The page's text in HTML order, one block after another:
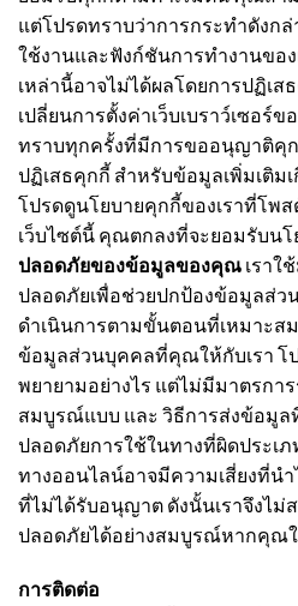
แต่โปรดทราบว่าการกระทำดังก
ใช้งานและฟังก์ชันการทำงานของ
เหล่านี้อาจไม่ได้ผลโดยการปฏิเ
เปลี่ยนการตั้งค่าเว็บเบราว์เซอร์
ทราบทุกครั้งที่มีการขออนุญาติคุ
ปฏิเสธคุกกี้ สำหรับข้อมูลเพิ่มเติม
โปรดดูนโยบายคุกกี้ของเราที่โพ
เว็บไซต์นี้ คุณตกลงที่จะยอมรับนโ
ปลอดภัยของข้อมูลของคุณ เราใ
ปลอดภัยเพื่อช่วยปกป้องข้อมูลส่ว
ดำเนินการตามขั้นตอนที่เหมาะส
ข้อมูลส่วนบุคคลที่คุณให้กับเรา โป
พยายามอย่างไร แต่ไม่มีมาตรกา
สมบูรณ์แบบ และ วิธีการส่งข้อมู
ปลอดภัยการใช้ในทางที่ผิดประเภ
ทางออนไลน์อาจมีความเสี่ยงที่น
ที่ไม่ได้รับอนุญาต ดังนั้นเราจึงไม่
ปลอดภัยได้อย่างสมบูรณ์หากคุณ
การติดต่อ